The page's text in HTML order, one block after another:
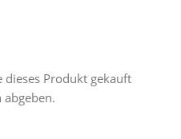
dieses Produkt gekauft
abgeben.